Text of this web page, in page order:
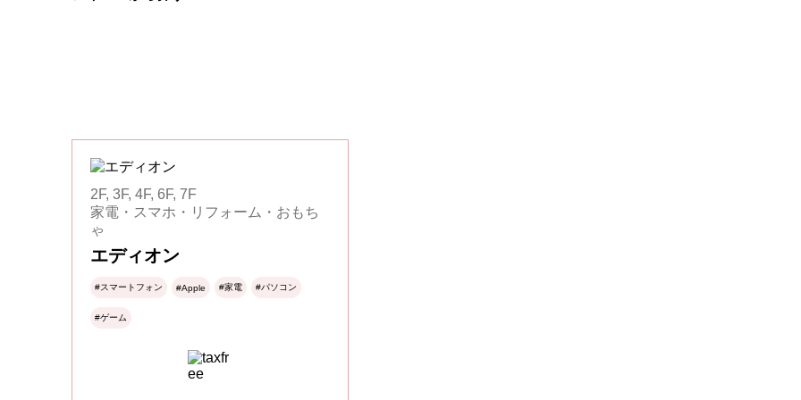
2F, 3F, 4F, 6F, 7F
家電・スマホ・リフォーム・おもち
ゃ
エディオン
#スマートフォン #Apple #家電 #パソコン
#ゲーム